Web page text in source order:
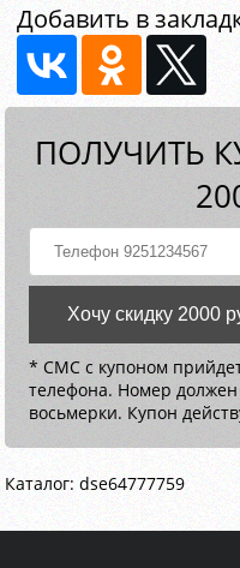
Добавить в
ПОЛУЧИТЬ
Хочу скидку 2000
* СМС с купоном
телефона. Номер
восьмерки. Купон
Каталог: dse64777759